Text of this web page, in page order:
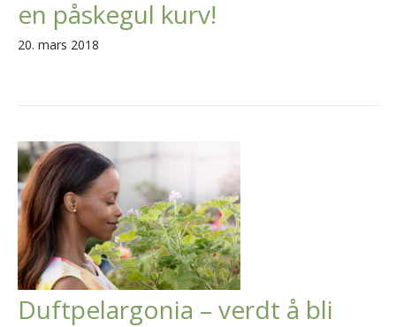
en påskegul kurv!
20. mars 2018
Duftpelargonia – verdt å bli